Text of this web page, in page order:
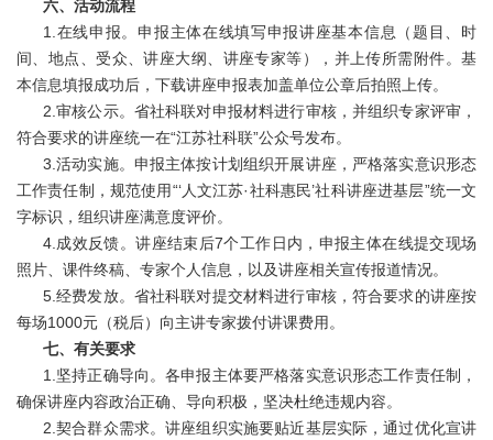
六、活动流程
1.在线申报。申报主体在线填写申报讲座基本信息（题目、时
间、地点、受众、讲座大纲、讲座专家等），并上传所需附件。基
本信息填报成功后，下载讲座申报表加盖单位公章后拍照上传。
2.审核公示。省社科联对申报材料进行审核，并组织专家评审，
符合要求的讲座统一在“江苏社科联”公众号发布。
3.活动实施。申报主体按计划组织开展讲座，严格落实意识形态
工作责任制，规范使用“‘人文江苏·社科惠民’社科讲座进基层”统一文
字标识，组织讲座满意度评价。
4.成效反馈。讲座结束后7个工作日内，申报主体在线提交现场
照片、课件终稿、专家个人信息，以及讲座相关宣传报道情况。
5.经费发放。省社科联对提交材料进行审核，符合要求的讲座按
每场1000元（税后）向主讲专家拨付讲课费用。
七、有关要求
1.坚持正确导向。各申报主体要严格落实意识形态工作责任制，
确保讲座内容政治正确、导向积极，坚决杜绝违规内容。
2.契合群众需求。讲座组织实施要贴近基层实际，通过优化宣讲